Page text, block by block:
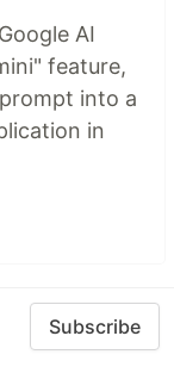
AI
feature,
into a
in
Subscribe